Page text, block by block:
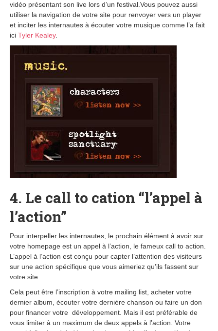
vidéo présentant son live lors d’un festival.Vous pouvez aussi
utiliser la navigation de votre site pour renvoyer vers un player
et inciter les internautes à écouter votre musique comme l’a fait
ici Tyler Kealey.
4. Le call to cation “l’appel à
l’action”
Pour interpeller les internautes, le prochain élément à avoir sur
votre homepage est un appel à l’action, le fameux call to action.
L’appel à l’action est conçu pour capter l’attention des visiteurs
sur une action spécifique que vous aimeriez qu’ils fassent sur
votre site.
Cela peut être l’inscription à votre mailing list, acheter votre
dernier album, écouter votre dernière chanson ou faire un don
pour financer votre développement. Mais il est préférable de
vous limiter à un maximum de deux appels à l’action. Votre